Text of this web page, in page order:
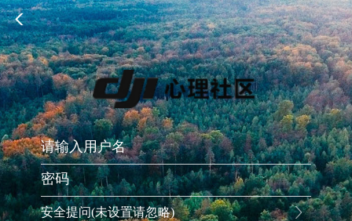
安全提问(未设置请忽略)